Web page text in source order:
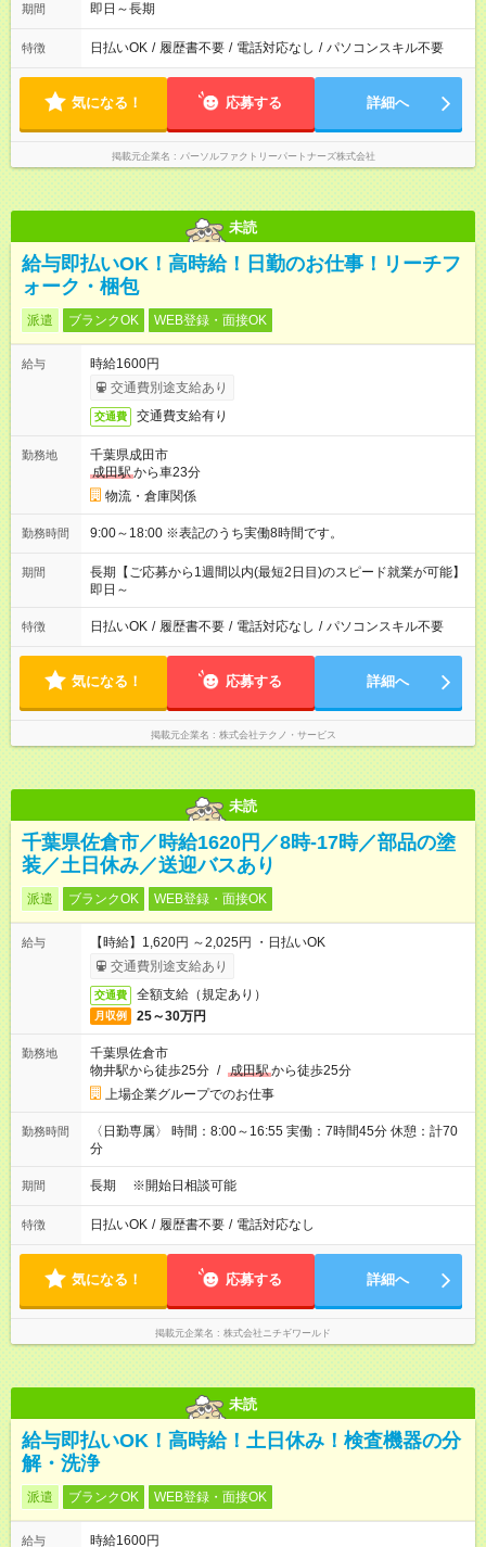
期間 即日～長期
特徴 日払いOK / 履歴書不要 / 電話対応なし / パソコンスキル不要
気になる！ 応募する 詳細へ
掲載元企業名 パーソルファクトリーパートナーズ株式会社
未読
給与即払いOK！高時給！日勤のお仕事！リーチフ
ォーク・梱包
派遣 ブランクOK WEB登録・面接OK
給与
時給1600円
交通費別途支給あり
交通費 交通費支給有り
勤務地
千葉県成田市
成田駅から車23分
物流・倉庫関係
勤務時間 9:00～18:00 ※表記のうち実働8時間です。
期間
長期【ご応募から1週間以内(最短2日目)のスピード就業が可能】
即日～
特徴 日払いOK / 履歴書不要 / 電話対応なし / パソコンスキル不要
気になる！ 応募する 詳細へ
掲載元企業名 株式会社テクノ・サービス
未読
千葉県佐倉市／時給1620円／8時-17時／部品の塗
装／土日休み／送迎バスあり
派遣 ブランクOK WEB登録・面接OK
給与
【時給】1,620円 ～2,025円 ・日払いOK
交通費別途支給あり
交通費 全額支給（規定あり）
月収例 25～30万円
勤務地
千葉県佐倉市
物井駅から徒歩25分 / 成田駅から徒歩25分
上場企業グループでのお仕事
勤務時間
〈日勤専属〉 時間：8:00～16:55 実働：7時間45分 休憩：計70
分
期間 長期 ※開始日相談可能
特徴 日払いOK / 履歴書不要 / 電話対応なし
気になる！ 応募する 詳細へ
掲載元企業名 株式会社ニチギワールド
未読
給与即払いOK！高時給！土日休み！検査機器の分
解・洗浄
派遣 ブランクOK WEB登録・面接OK
給与 時給1600円